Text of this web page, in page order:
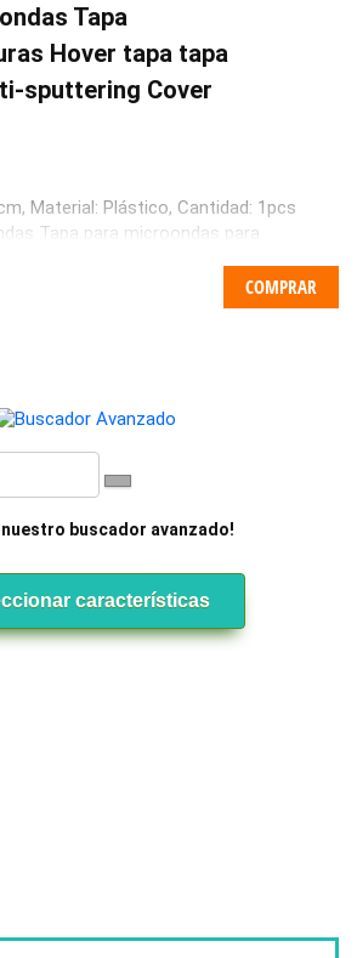
Tapa
Hover tapa tapa
sputtering Cover
Material: Plástico, Cantidad: 1pcs
Tapa para microondas para
limpiar Lavavajillas, microondas es
sólo agua o jabón o lavar en bandeja
COMPRAR
nuestro buscador avanzado!
características